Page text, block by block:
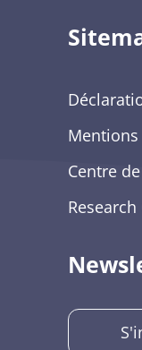
Mentions
Centre